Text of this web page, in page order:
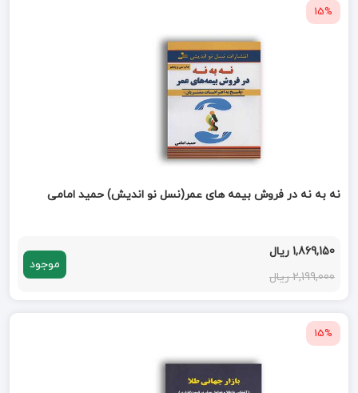
15%
نه به نه در فروش بیمه های عمر(نسل نو اندیش) حمید امامی
1,869,150 ریال
2,199,000 ریال
موجود
15%